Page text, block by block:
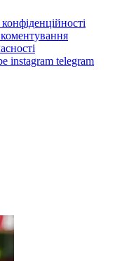
instagram telegram